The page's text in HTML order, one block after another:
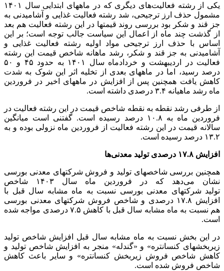
یکی از رشته فعالیت‌های دیگری که در ماههای ابتدایی سال ۱۴۰۱
مشمول حذف ارز ترجیحی، شد رشته فعالیت غذایی و آشامیدنی به
جز قند و شکر بود بررسی روند قیمتها در این رشته فعالیت هم بعد
از گذشت چند ماه از اعمال این سیاست جالب توجه است؛ بر این
اساس با حذف ارز ترجیحی مواد اولیه رشته فعالیت غذایی و
آشامیدنی به جز قند و شکر، رشد ماهانه شاخص قیمت این رشته
فعالیت در اردیبهشت و خردادماه سال ۱۴۰۱ به حدود ۴۵ و ۵۰
درصد رسید، اما در ماههای بعدی از تخلیه اثر این شوک به شدت
کاهش یافت همچنین پس از افزایش در ماههای اخیر در فروردین
ماه رشد ماهیانه ۳.۴ درصدی داشته است.
از طرفی رشد نقطه به نقطه شاخص قیمت در این رشته فعالیت در
فروردین ماه به ۱۰.۸ درصد رسیده است. گفتنی است میانگین
سالانه قیمت در این رشته فعالیت از فروردین ماه نزولی بوده و به
۱۳.۲ درصد رسیده است.
افزایش ۱۷.۸ درصدی تولید معدنی‌ها
همچنین بررسی شاخصهای تولید و فروش شرکتهای معدنی بورسی
نشان می‌دهد که در فروردین ماه سال ۱۴۰۳ شاخص
تولید شرکتهای معدنی بورسی نسبت به ماه مشابه سال قبل با
افزایش ۱۷.۸ درصدی و شاخص فروش شرکتهای معدنی بورسی
هم نسبت به ماه مشابه سال قبل با کاهش ۷.۵ درصدی مواجه شده
است.
در این بخش نسبت به ماه مشابه سال قبل افزایش شاخص تولید
زیربخشهای کنسانتره» و «گندله» منجر به افزایش شاخص تولید و
کاهش شاخص فروش زیربخش کنسانتره» و سایر باعث کاهش
شاخص فروش شده است.